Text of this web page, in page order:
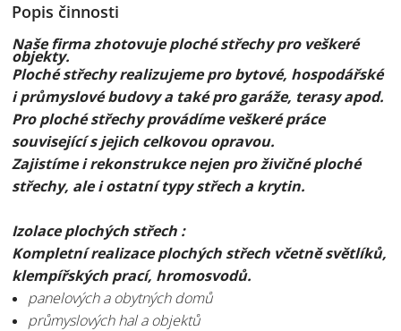
Popis činnosti
Naše firma zhotovuje ploché střechy pro veškeré
objekty.
Ploché střechy realizujeme pro bytové, hospodářské
i průmyslové budovy a také pro garáže, terasy apod.
Pro ploché střechy provádíme veškeré práce
související s jejich celkovou opravou.
Zajistíme i rekonstrukce nejen pro živičné ploché
střechy, ale i ostatní typy střech a krytin.
Izolace plochých střech :
Kompletní realizace plochých střech včetně světlíků,
klempířských prací, hromosvodů.
panelových a obytných domů
průmyslových hal a objektů